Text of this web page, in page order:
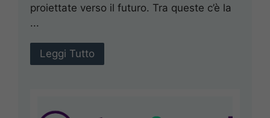
proiettate verso il futuro. Tra queste c’è la
...
Leggi Tutto